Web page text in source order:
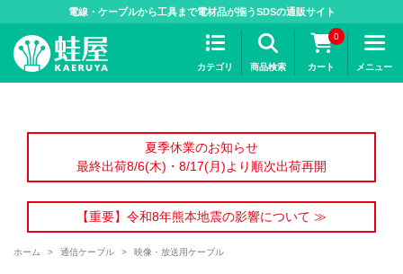
電線・ケーブルから工具まで電材品が揃うSDSの通販サイト
カテゴリ 商品検索
0
カート メニュー
夏季休業のお知らせ
最終出荷8/6(木)・8/17(月)より順次出荷再開
【重要】令和8年熊本地震の影響について ≫
ホーム > 通信ケーブル > 映像・放送用ケーブル